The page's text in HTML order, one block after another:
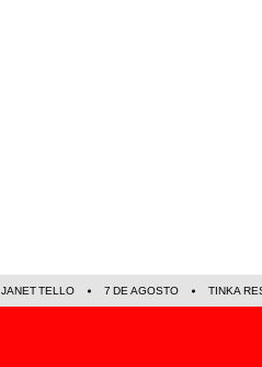
JANET TELLO 7 DE AGOSTO TINKA